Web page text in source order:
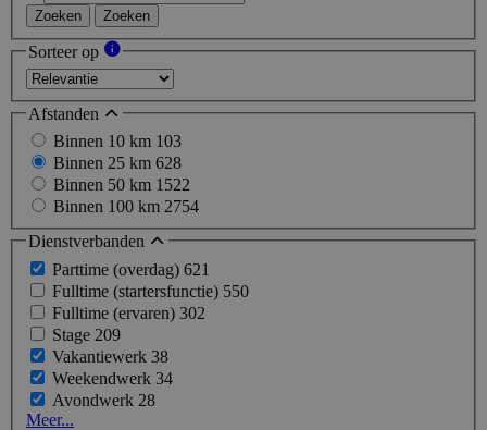
Zoeken Zoeken
Sorteer op
Afstanden
Binnen 10 km 103
Binnen 25 km 628
Binnen 50 km 1522
Binnen 100 km 2754
Dienstverbanden
Parttime (overdag) 621
Fulltime (startersfunctie) 550
Fulltime (ervaren) 302
Stage 209
Vakantiewerk 38
Weekendwerk 34
Avondwerk 28
Meer...